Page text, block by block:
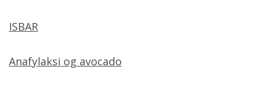
ISBAR
Anafylaksi og avocado